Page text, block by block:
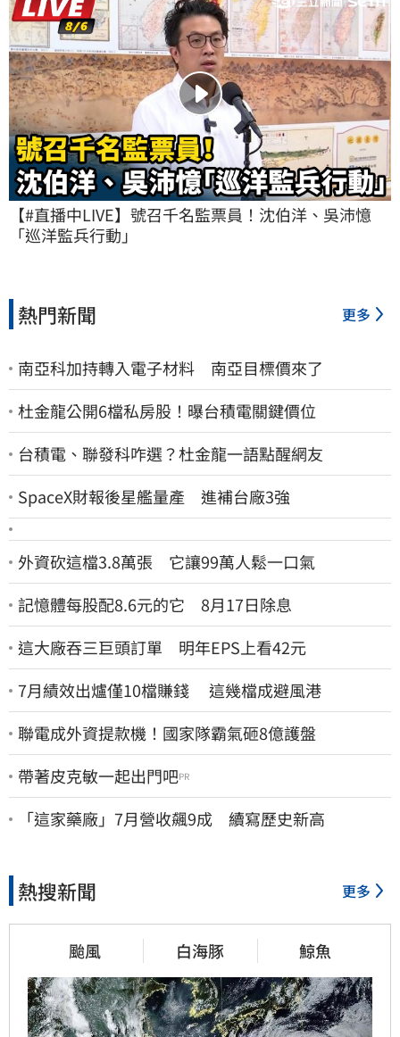
【#直播中LIVE】號召千名監票員！沈伯洋、吳沛憶
「巡洋監兵行動」
熱門新聞 更多
南亞科加持轉入電子材料 南亞目標價來了
杜金龍公開6檔私房股！曝台積電關鍵價位
台積電、聯發科咋選？杜金龍一語點醒網友
SpaceX財報後星艦量產 進補台廠3強
外資砍這檔3.8萬張 它讓99萬人鬆一口氣
記憶體每股配8.6元的它 8月17日除息
這大廠吞三巨頭訂單 明年EPS上看42元
7月績效出爐僅10檔賺錢 這幾檔成避風港
聯電成外資提款機！國家隊霸氣砸8億護盤
帶著皮克敏一起出門吧PR
「這家藥廠」7月營收飆9成 續寫歷史新高
熱搜新聞 更多
颱風 白海豚 鯨魚